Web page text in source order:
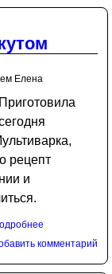
Елена
Приготовила
рецепт
и
комментарий